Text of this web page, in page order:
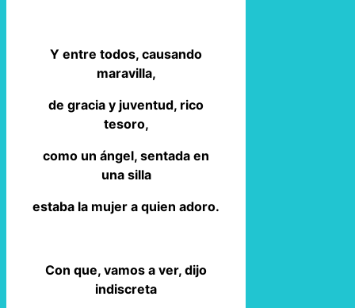
Y entre todos, causando
maravilla,
de gracia y juventud, rico
tesoro,
como un ángel, sentada en
una silla
estaba la mujer a quien adoro.
Con que, vamos a ver, dijo
indiscreta